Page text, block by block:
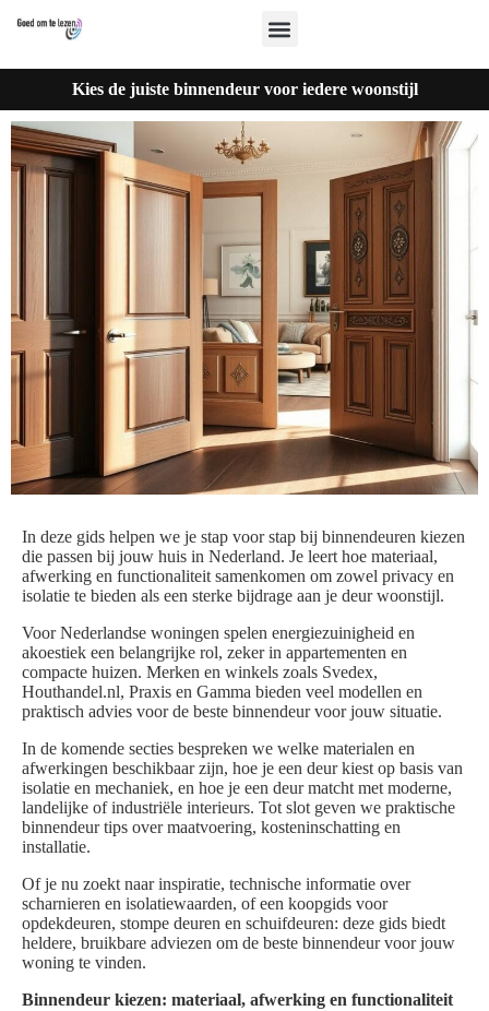
Kies de juiste binnendeur voor iedere woonstijl
In deze gids helpen we je stap voor stap bij binnendeuren kiezen
die passen bij jouw huis in Nederland. Je leert hoe materiaal,
afwerking en functionaliteit samenkomen om zowel privacy en
isolatie te bieden als een sterke bijdrage aan je deur woonstijl.
Voor Nederlandse woningen spelen energiezuinigheid en
akoestiek een belangrijke rol, zeker in appartementen en
compacte huizen. Merken en winkels zoals Svedex,
Houthandel.nl, Praxis en Gamma bieden veel modellen en
praktisch advies voor de beste binnendeur voor jouw situatie.
In de komende secties bespreken we welke materialen en
afwerkingen beschikbaar zijn, hoe je een deur kiest op basis van
isolatie en mechaniek, en hoe je een deur matcht met moderne,
landelijke of industriële interieurs. Tot slot geven we praktische
binnendeur tips over maatvoering, kosteninschatting en
installatie.
Of je nu zoekt naar inspiratie, technische informatie over
scharnieren en isolatiewaarden, of een koopgids voor
opdekdeuren, stompe deuren en schuifdeuren: deze gids biedt
heldere, bruikbare adviezen om de beste binnendeur voor jouw
woning te vinden.
Binnendeur kiezen: materiaal, afwerking en functionaliteit